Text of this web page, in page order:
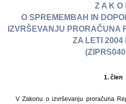
Z A K O
O SPREMEMBAH IN
IZVRŠEVANJU PRORAČUNA
ZA LETI 2004
1. člen
V Zakonu o izvrševanju proračuna